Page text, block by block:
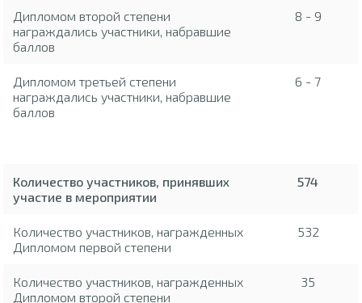
Дипломом второй степени
награждались участники, набравшие
баллов
8 - 9
Дипломом третьей степени
награждались участники, набравшие
баллов
6 - 7
Количество участников, принявших
участие в мероприятии
574
Количество участников, награжденных
Дипломом первой степени
532
Количество участников, награжденных
Дипломом второй степени
35